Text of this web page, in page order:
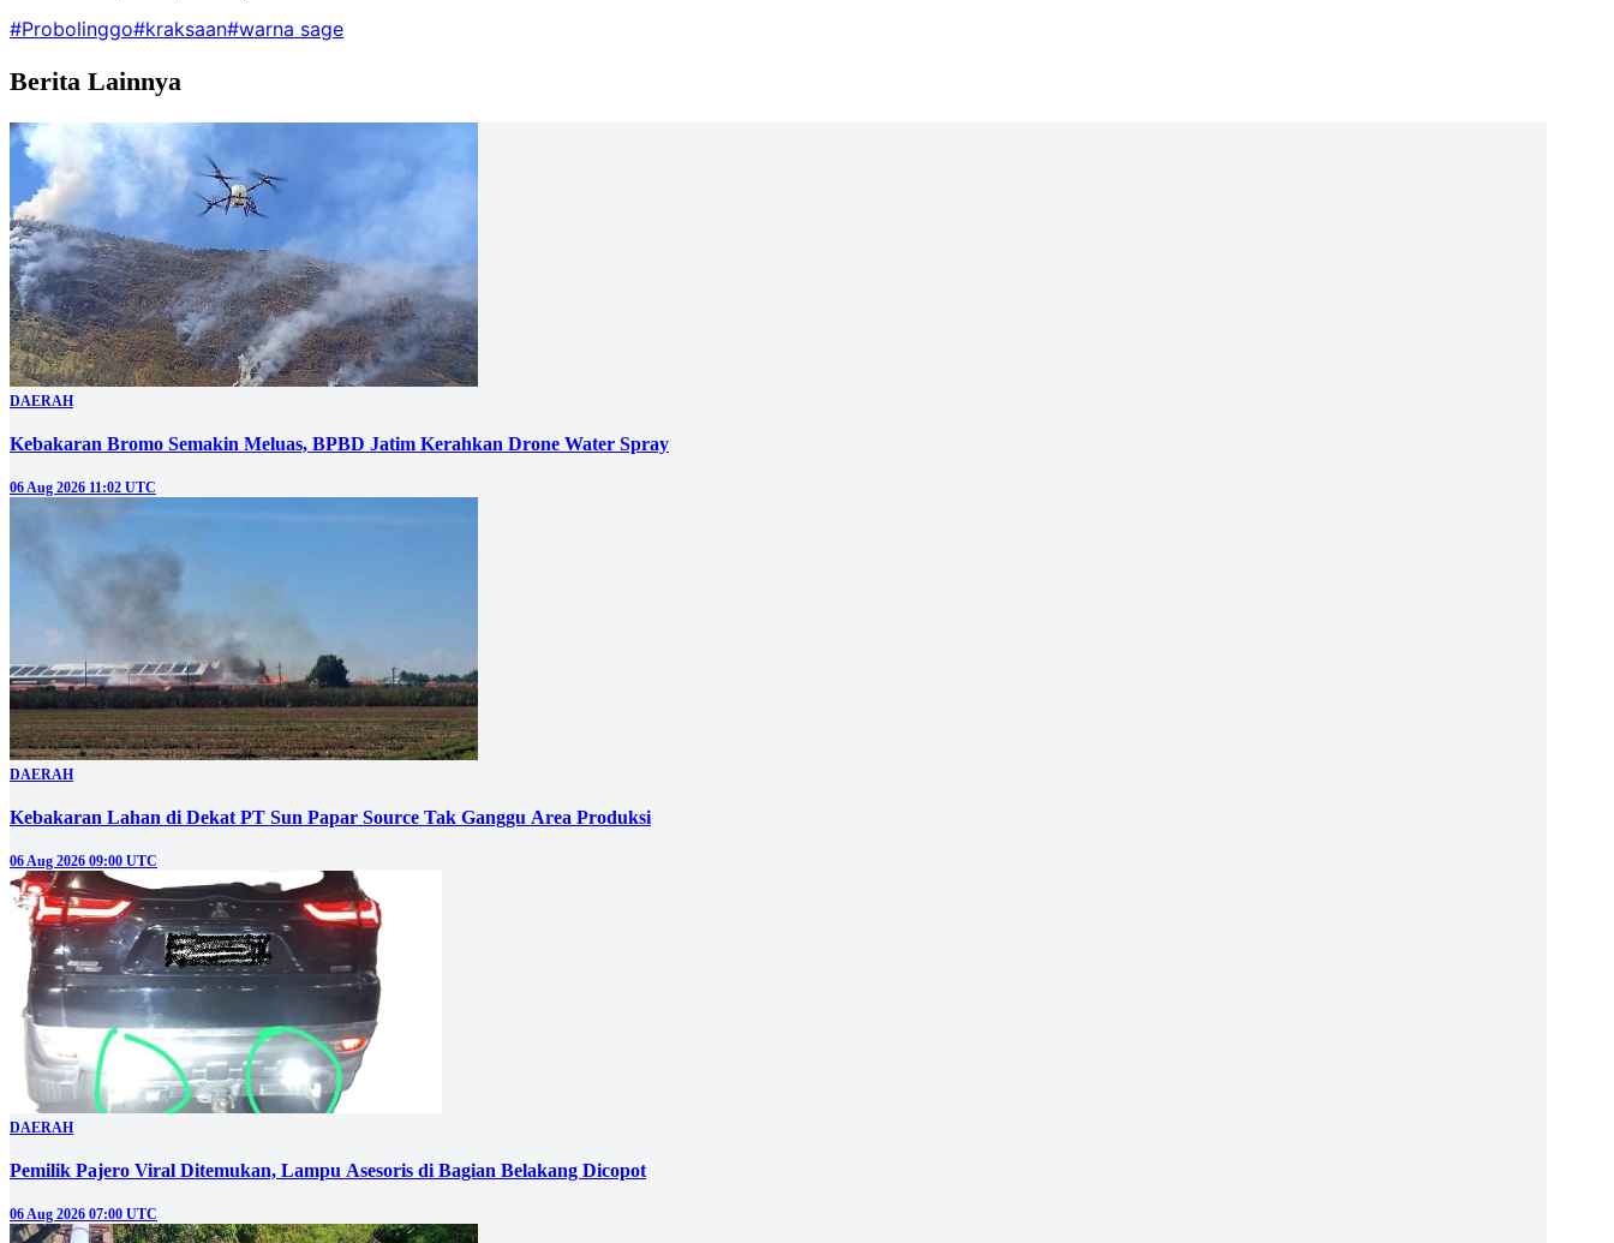
#Probolinggo#kraksaan#warna sage
Berita Lainnya
DAERAH
Kebakaran Bromo Semakin Meluas, BPBD Jatim Kerahkan Drone Water Spray
06 Aug 2026 11:02 UTC
DAERAH
Kebakaran Lahan di Dekat PT Sun Papar Source Tak Ganggu Area Produksi
06 Aug 2026 09:00 UTC
DAERAH
Pemilik Pajero Viral Ditemukan, Lampu Asesoris di Bagian Belakang Dicopot
06 Aug 2026 07:00 UTC